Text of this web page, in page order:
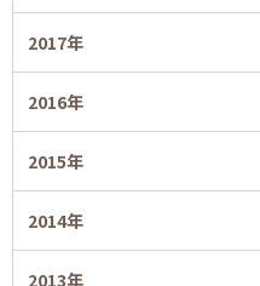
2017年
2016年
2015年
2014年
2013年